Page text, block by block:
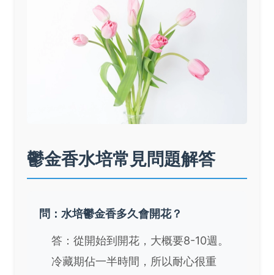
鬱金香水培常見問題解答
問：水培鬱金香多久會開花？
答：從開始到開花，大概要8-10週。
冷藏期佔一半時間，所以耐心很重